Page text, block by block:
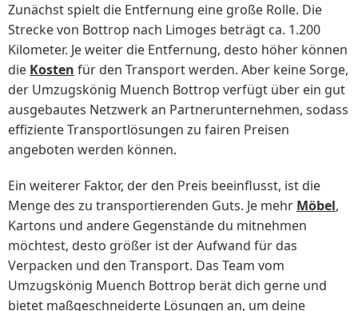
Zunächst spielt die Entfernung eine große Rolle. Die
Strecke von Bottrop nach Limoges beträgt ca. 1.200
Kilometer. Je weiter die Entfernung, desto höher können
die Kosten für den Transport werden. Aber keine Sorge,
der Umzugskönig Muench Bottrop verfügt über ein gut
ausgebautes Netzwerk an Partnerunternehmen, sodass
effiziente Transportlösungen zu fairen Preisen
angeboten werden können.
Ein weiterer Faktor, der den Preis beeinflusst, ist die
Menge des zu transportierenden Guts. Je mehr Möbel,
Kartons und andere Gegenstände du mitnehmen
möchtest, desto größer ist der Aufwand für das
Verpacken und den Transport. Das Team vom
Umzugskönig Muench Bottrop berät dich gerne und
bietet maßgeschneiderte Lösungen an, um deine